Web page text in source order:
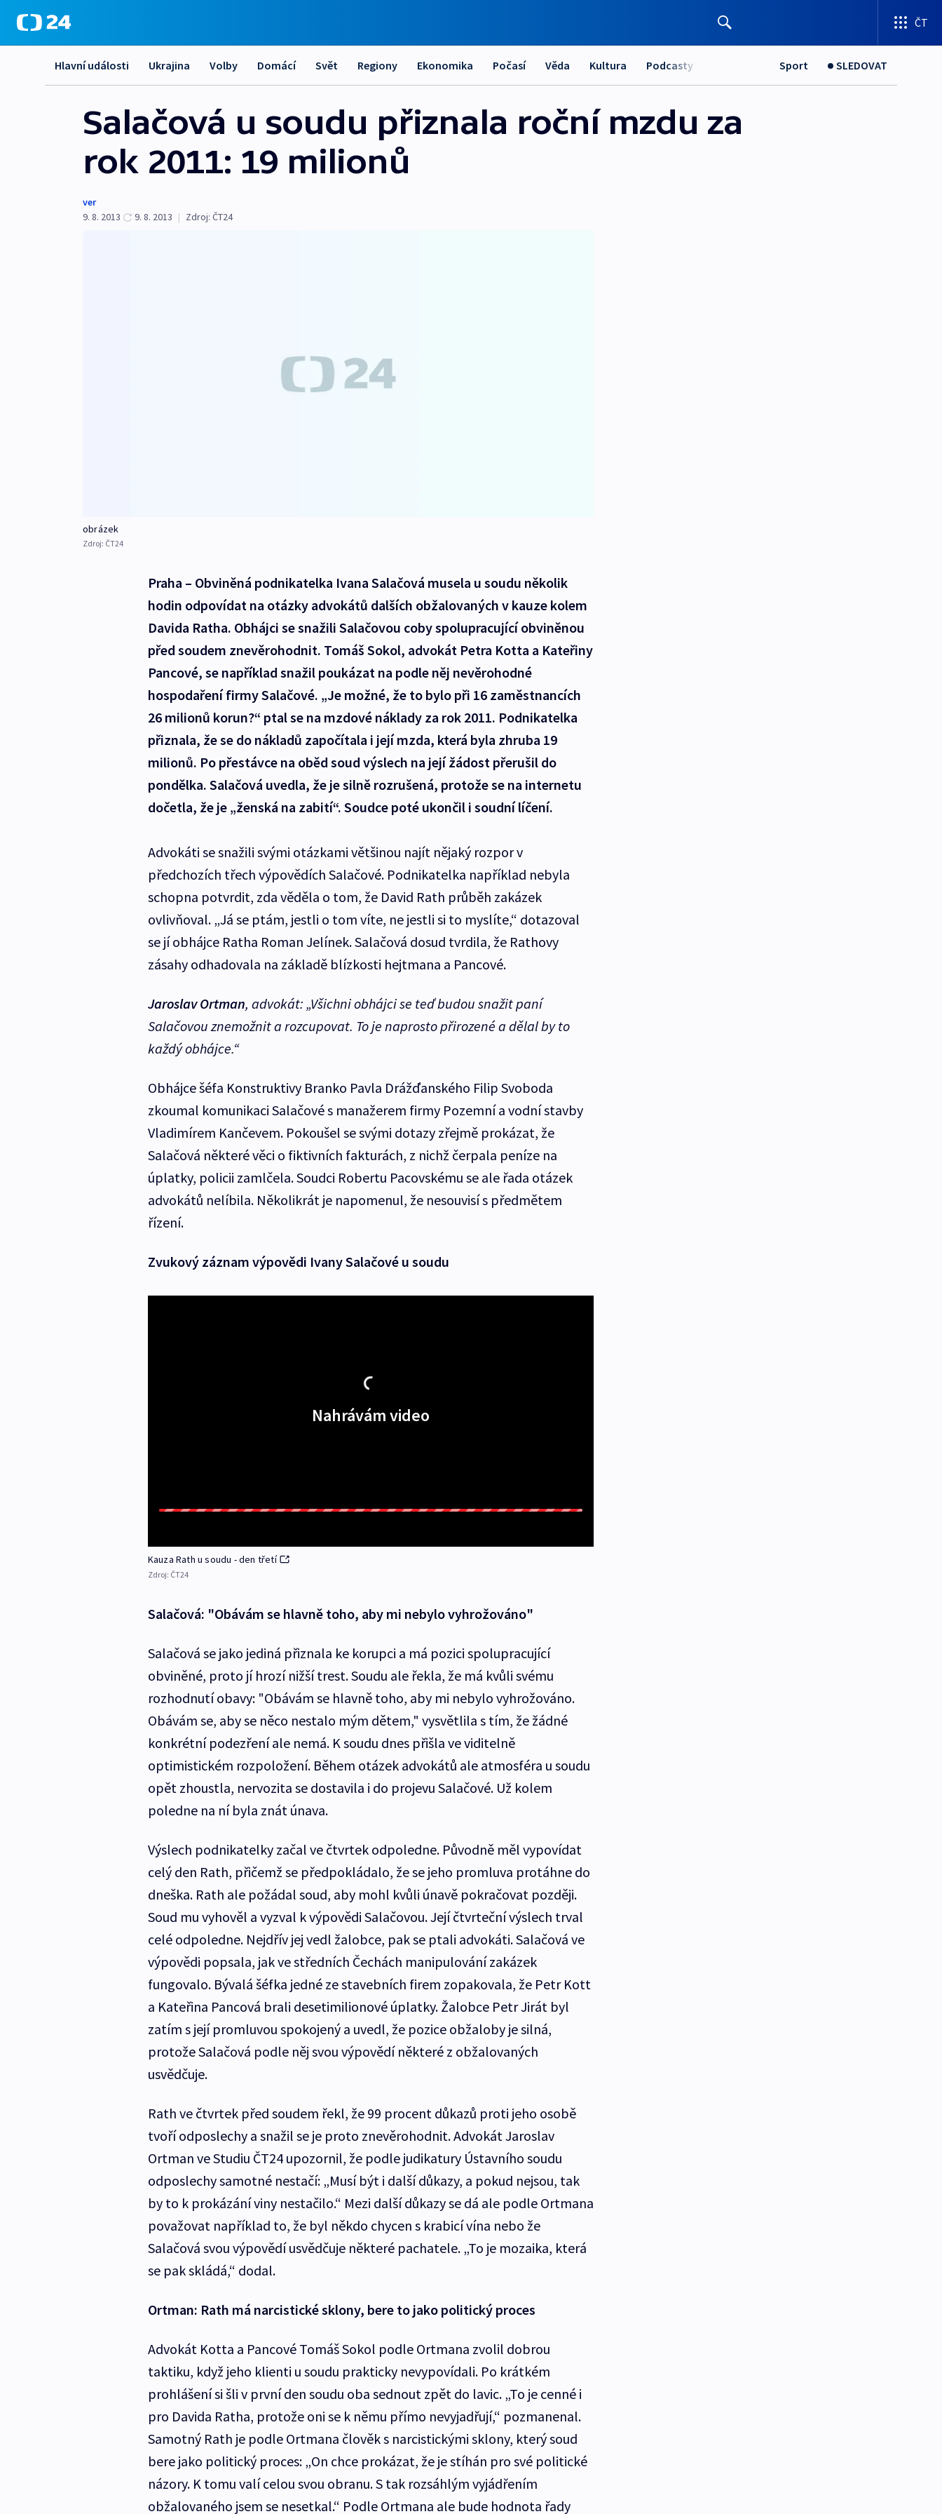
ČT
Hlavní události Ukrajina Volby Domácí Svět Regiony Ekonomika Počasí Věda Kultura Podcasty Sport SLEDOVAT
Salačová u soudu přiznala roční mzdu za
rok 2011: 19 milionů
ver
9. 8. 2013
9. 8. 2013 | Zdroj: ČT24
obrázek
Zdroj: ČT24
Praha – Obviněná podnikatelka Ivana Salačová musela u soudu několik
hodin odpovídat na otázky advokátů dalších obžalovaných v kauze kolem
Davida Ratha. Obhájci se snažili Salačovou coby spolupracující obviněnou
před soudem znevěrohodnit. Tomáš Sokol, advokát Petra Kotta a Kateřiny
Pancové, se například snažil poukázat na podle něj nevěrohodné
hospodaření firmy Salačové. „Je možné, že to bylo při 16 zaměstnancích
26 milionů korun?“ ptal se na mzdové náklady za rok 2011. Podnikatelka
přiznala, že se do nákladů započítala i její mzda, která byla zhruba 19
milionů. Po přestávce na oběd soud výslech na její žádost přerušil do
pondělka. Salačová uvedla, že je silně rozrušená, protože se na internetu
dočetla, že je „ženská na zabití“. Soudce poté ukončil i soudní líčení.
Advokáti se snažili svými otázkami většinou najít nějaký rozpor v
předchozích třech výpovědích Salačové. Podnikatelka například nebyla
schopna potvrdit, zda věděla o tom, že David Rath průběh zakázek
ovlivňoval. „Já se ptám, jestli o tom víte, ne jestli si to myslíte,“ dotazoval
se jí obhájce Ratha Roman Jelínek. Salačová dosud tvrdila, že Rathovy
zásahy odhadovala na základě blízkosti hejtmana a Pancové.
Jaroslav Ortman, advokát: „Všichni obhájci se teď budou snažit paní
Salačovou znemožnit a rozcupovat. To je naprosto přirozené a dělal by to
každý obhájce.“
Obhájce šéfa Konstruktivy Branko Pavla Drážďanského Filip Svoboda
zkoumal komunikaci Salačové s manažerem firmy Pozemní a vodní stavby
Vladimírem Kančevem. Pokoušel se svými dotazy zřejmě prokázat, že
Salačová některé věci o fiktivních fakturách, z nichž čerpala peníze na
úplatky, policii zamlčela. Soudci Robertu Pacovskému se ale řada otázek
advokátů nelíbila. Několikrát je napomenul, že nesouvisí s předmětem
řízení.
Zvukový záznam výpovědi Ivany Salačové u soudu
Nahrávám video
Kauza Rath u soudu - den třetí
Zdroj: ČT24
Salačová: "Obávám se hlavně toho, aby mi nebylo vyhrožováno"
Salačová se jako jediná přiznala ke korupci a má pozici spolupracující
obviněné, proto jí hrozí nižší trest. Soudu ale řekla, že má kvůli svému
rozhodnutí obavy: "Obávám se hlavně toho, aby mi nebylo vyhrožováno.
Obávám se, aby se něco nestalo mým dětem," vysvětlila s tím, že žádné
konkrétní podezření ale nemá. K soudu dnes přišla ve viditelně
optimistickém rozpoložení. Během otázek advokátů ale atmosféra u soudu
opět zhoustla, nervozita se dostavila i do projevu Salačové. Už kolem
poledne na ní byla znát únava.
Výslech podnikatelky začal ve čtvrtek odpoledne. Původně měl vypovídat
celý den Rath, přičemž se předpokládalo, že se jeho promluva protáhne do
dneška. Rath ale požádal soud, aby mohl kvůli únavě pokračovat později.
Soud mu vyhověl a vyzval k výpovědi Salačovou. Její čtvrteční výslech trval
celé odpoledne. Nejdřív jej vedl žalobce, pak se ptali advokáti. Salačová ve
výpovědi popsala, jak ve středních Čechách manipulování zakázek
fungovalo. Bývalá šéfka jedné ze stavebních firem zopakovala, že Petr Kott
a Kateřina Pancová brali desetimilionové úplatky. Žalobce Petr Jirát byl
zatím s její promluvou spokojený a uvedl, že pozice obžaloby je silná,
protože Salačová podle něj svou výpovědí některé z obžalovaných
usvědčuje.
Rath ve čtvrtek před soudem řekl, že 99 procent důkazů proti jeho osobě
tvoří odposlechy a snažil se je proto znevěrohodnit. Advokát Jaroslav
Ortman ve Studiu ČT24 upozornil, že podle judikatury Ústavního soudu
odposlechy samotné nestačí: „Musí být i další důkazy, a pokud nejsou, tak
by to k prokázání viny nestačilo.“ Mezi další důkazy se dá ale podle Ortmana
považovat například to, že byl někdo chycen s krabicí vína nebo že
Salačová svou výpovědí usvědčuje některé pachatele. „To je mozaika, která
se pak skládá,“ dodal.
Ortman: Rath má narcistické sklony, bere to jako politický proces
Advokát Kotta a Pancové Tomáš Sokol podle Ortmana zvolil dobrou
taktiku, když jeho klienti u soudu prakticky nevypovídali. Po krátkém
prohlášení si šli v první den soudu oba sednout zpět do lavic. „To je cenné i
pro Davida Ratha, protože oni se k němu přímo nevyjadřují,“ pozmanenal.
Samotný Rath je podle Ortmana člověk s narcistickými sklony, který soud
bere jako politický proces: „On chce prokázat, že je stíhán pro své politické
názory. K tomu valí celou svou obranu. S tak rozsáhlým vyjádřením
obžalovaného jsem se nesetkal.“ Podle Ortmana ale bude hodnota řady